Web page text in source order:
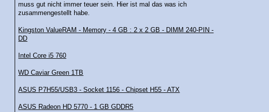
muss gut nicht immer teuer sein. Hier ist mal das was ich
zusammengestellt habe.
Kingston ValueRAM - Memory - 4 GB : 2 x 2 GB - DIMM 240-PIN -
DD
Intel Core i5 760
WD Caviar Green 1TB
ASUS P7H55/USB3 - Socket 1156 - Chipset H55 - ATX
ASUS Radeon HD 5770 - 1 GB GDDR5